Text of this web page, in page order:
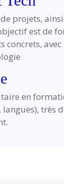
projets,
est de
en
langues), très